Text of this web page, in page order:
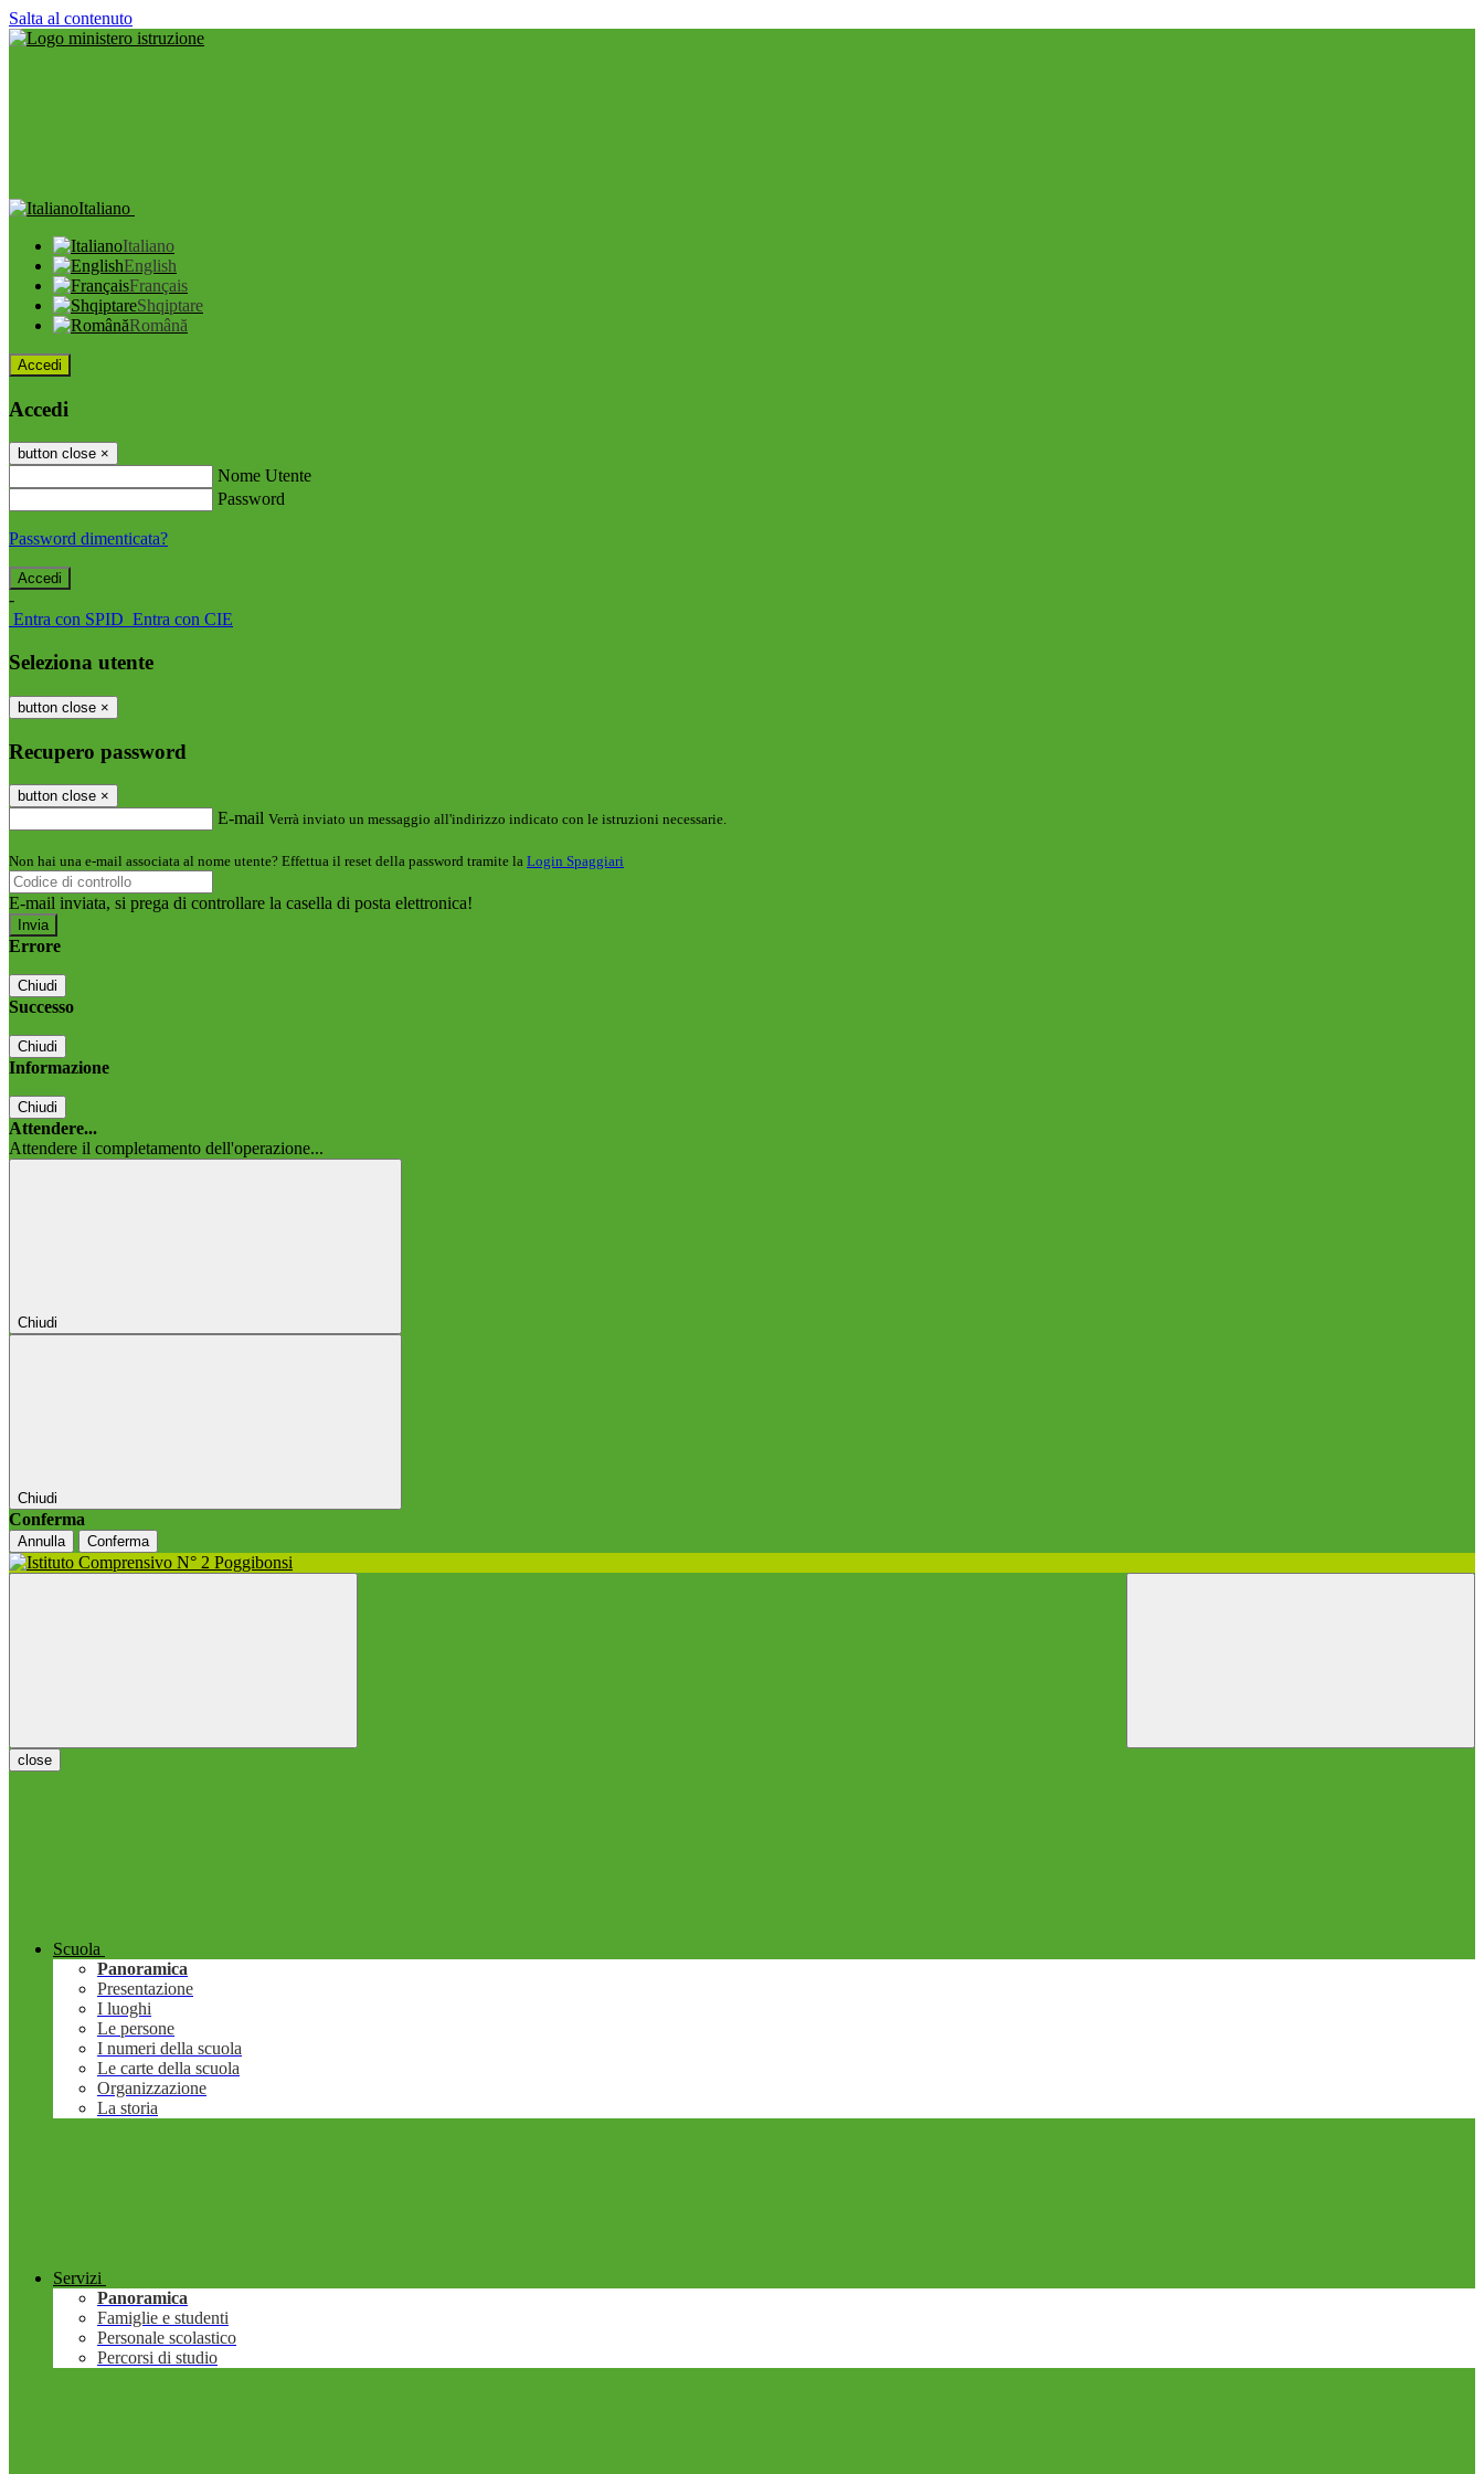
Salta al contenuto
Italiano
Italiano
English
Français
Shqiptare
Română
Accedi
Accedi
button close ×
Nome Utente
Password
Password dimenticata?
-
Entra con SPID Entra con CIE
Seleziona utente
button close ×
Recupero password
button close ×
E-mail Verrà inviato un messaggio all'indirizzo indicato con le istruzioni necessarie.
Non hai una e-mail associata al nome utente? Effettua il reset della password tramite la Login Spaggiari
E-mail inviata, si prega di controllare la casella di posta elettronica!
Errore
Chiudi
Successo
Chiudi
Informazione
Chiudi
Attendere...
Attendere il completamento dell'operazione...
Chiudi
Chiudi
Conferma
Annulla Conferma
close
Scuola
Panoramica
Presentazione
I luoghi
Le persone
I numeri della scuola
Le carte della scuola
Organizzazione
La storia
Servizi
Panoramica
Famiglie e studenti
Personale scolastico
Percorsi di studio